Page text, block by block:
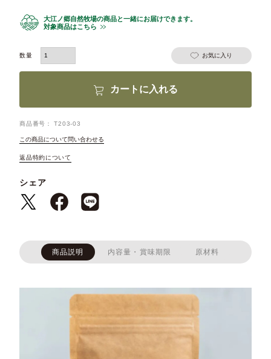
大江ノ郷自然牧場の商品と一緒にお届けできます。
対象商品はこちら
お気に入り
カートに入れる
商品番号 T203-03
この商品について問い合わせる
返品特約について
シェア
商品説明 内容量・賞味期限 原材料